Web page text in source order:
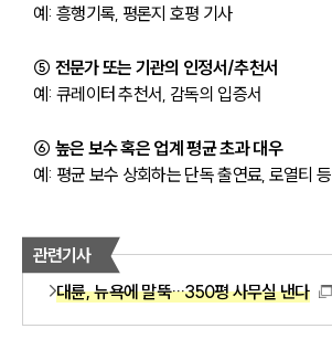
예: 흥행기록, 평론지 호평 기사
⑤ 전문가 또는 기관의 인정서/추천서
예: 큐레이터 추천서, 감독의 입증서
⑥ 높은 보수 혹은 업계 평균 초과 대우
예: 평균 보수 상회하는 단독 출연료, 로열티 등
관련기사
대륜, 뉴욕에 말뚝…350평 사무실 낸다